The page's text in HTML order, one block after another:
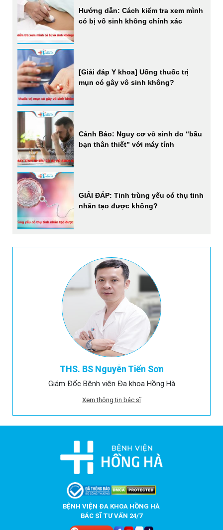
THS. BS Nguyễn Tiến Sơn
Giám Đốc Bệnh viện Đa khoa Hồng Hà
Xem thông tin bác sĩ
Hướng dẫn: Cách kiểm tra xem mình
có bị vô sinh không chính xác
[Giải đáp Y khoa] Uống thuốc trị
mụn có gây vô sinh không?
Cảnh Báo: Nguy cơ vô sinh do “bầu
bạn thân thiết” với máy tính
GIẢI ĐÁP: Tinh trùng yếu có thụ tinh
nhân tạo được không?
BỆNH VIỆN ĐA KHOA HỒNG HÀ
BÁC SĨ TƯ VẤN 24/7